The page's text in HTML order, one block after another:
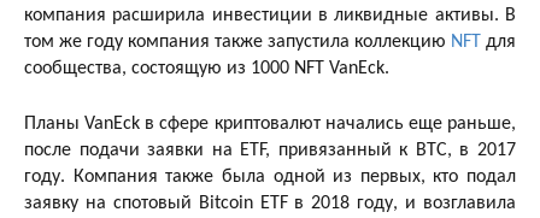
компания расширила инвестиции в ликвидные активы. В
том же году компания также запустила коллекцию NFT
для
сообщества, состоящую из 1000 NFT VanEck.
Планы VanEck в сфере криптовалют начались еще раньше,
после подачи заявки на ETF, привязанный к BTC, в 2017
году. Компания также была одной из первых, кто подал
заявку на спотовый Bitcoin ETF в 2018 году, и возглавила